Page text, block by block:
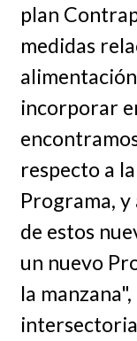
plan
medidas
incorporar
respecto a
Programa,
de estos
un nuevo
la